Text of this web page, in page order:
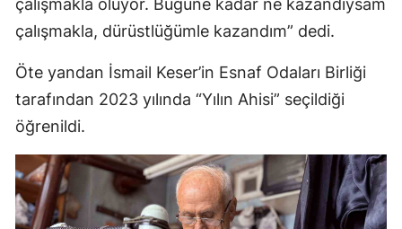
çalışmakla oluyor. Bugüne kadar ne kazandıysam
çalışmakla, dürüstlüğümle kazandım” dedi.
Öte yandan İsmail Keser’in Esnaf Odaları Birliği
tarafından 2023 yılında “Yılın Ahisi” seçildiği
öğrenildi.